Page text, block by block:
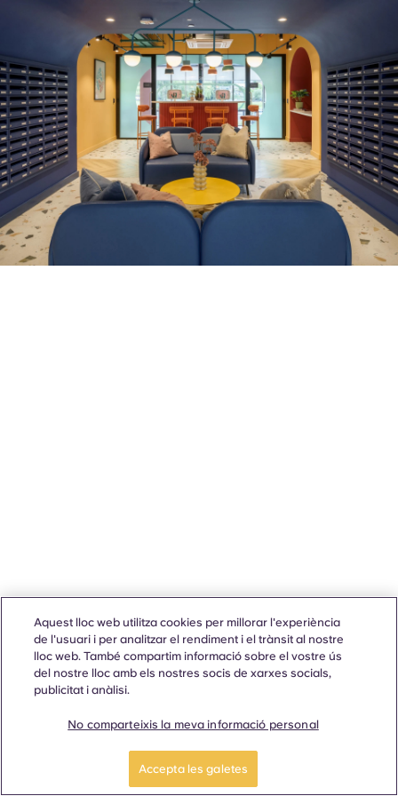
Bottleworks Suro Yugo -
comprimit
Aquest lloc web utilitza cookies per millorar l'experiència
de l'usuari i per analitzar el rendiment i el trànsit al nostre
lloc web. També compartim informació sobre el vostre ús
del nostre lloc amb els nostres socis de xarxes socials,
publicitat i anàlisi.
No comparteixis la meva informació personal
Accepta les galetes